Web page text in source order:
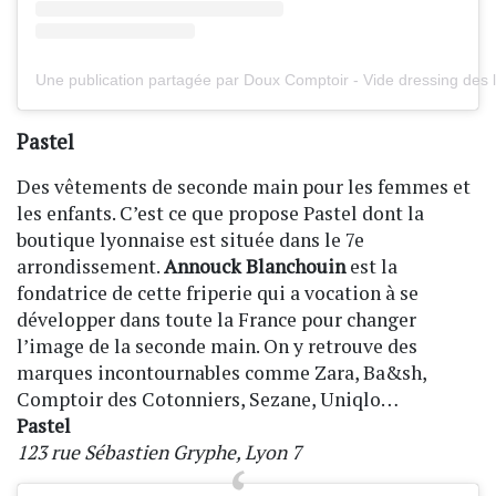
Une publication partagée par Doux Comptoir - Vide dressing des
Pastel
Des vêtements de seconde main pour les femmes et
les enfants. C’est ce que propose Pastel dont la
boutique lyonnaise est située dans le 7e
arrondissement.Annouck Blanchouinest la
fondatrice de cette friperie qui a vocation à se
développer dans toute la France pour changer
l’image de la seconde main. On y retrouve des
marques incontournables comme Zara, Ba&sh,
Comptoir des Cotonniers, Sezane, Uniqlo…
Pastel
123 rue Sébastien Gryphe, Lyon 7